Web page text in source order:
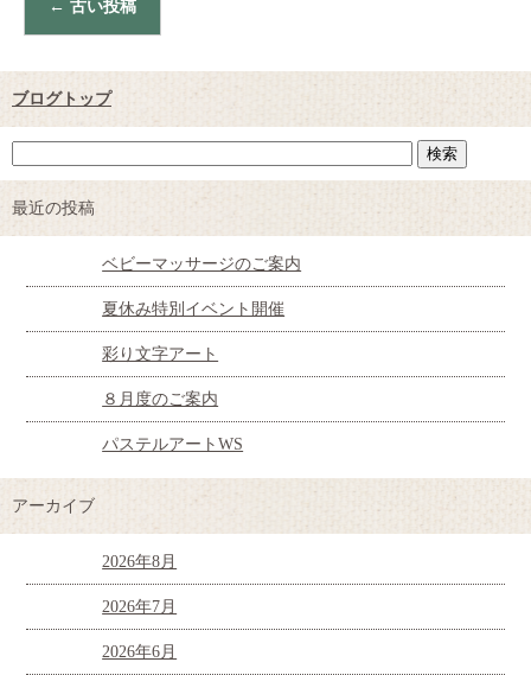
← 古い投稿
ブログトップ
最近の投稿
ベビーマッサージのご案内
夏休み特別イベント開催
彩り文字アート
８月度のご案内
パステルアートWS
アーカイブ
2026年8月
2026年7月
2026年6月